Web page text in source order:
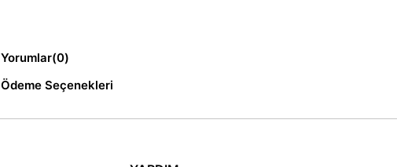
Yorumlar(0)
Ödeme Seçenekleri